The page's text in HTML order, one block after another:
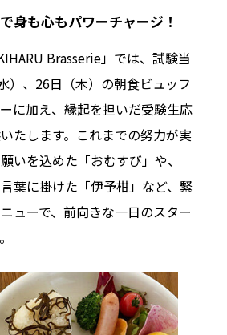
身も心もパワーチャージ！
Brasserie」では、試験当
）、26日（木）の朝食ビュッフ
に加え、縁起を担いだ受験生応
たします。これまでの努力が実
いを込めた「おむすび」や、
葉に掛けた「伊予柑」など、緊
ューで、前向きな一日のスター